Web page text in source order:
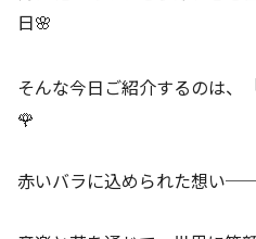
日🌸
そんな今日ご紹介するのは、
🌹
赤いバラに込められた想い